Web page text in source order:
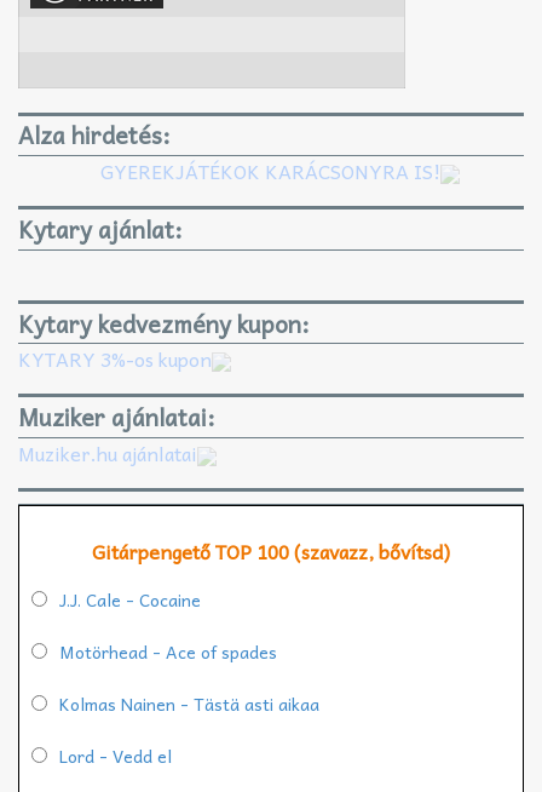
Alza hirdetés:
GYEREKJÁTÉKOK KARÁCSONYRA IS!
Kytary ajánlat:
Kytary kedvezmény kupon:
KYTARY 3%-os kupon
Muziker ajánlatai:
Muziker.hu ajánlatai
Gitárpengető TOP 100 (szavazz, bővítsd)
J.J. Cale - Cocaine
Motörhead - Ace of spades
Kolmas Nainen - Tästä asti aikaa
Lord - Vedd el